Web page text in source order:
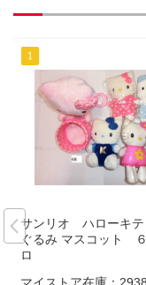
サンリオ ハローキ
ぐるみ マスコット
ロ